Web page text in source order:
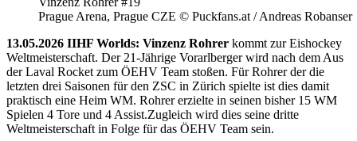
Prague Arena, Prague CZE © Puckfans.at / Andreas Robanser
13.05.2026 IIHF Worlds: Vinzenz Rohrer kommt zur Eishockey
Weltmeisterschaft. Der 21-Jährige Vorarlberger wird nach dem Aus
der Laval Rocket zum ÖEHV Team stoßen. Für Rohrer der die
letzten drei Saisonen für den ZSC in Zürich spielte ist dies damit
praktisch eine Heim WM. Rohrer erzielte in seinen bisher 15 WM
Spielen 4 Tore und 4 Assist.Zugleich wird dies seine dritte
Weltmeisterschaft in Folge für das ÖEHV Team sein.